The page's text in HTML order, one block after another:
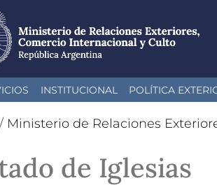
INSTITUCIONAL POLÍTICA
/ Ministerio de Relaciones
de Iglesias